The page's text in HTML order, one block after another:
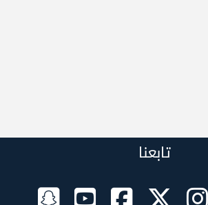
تابعنا